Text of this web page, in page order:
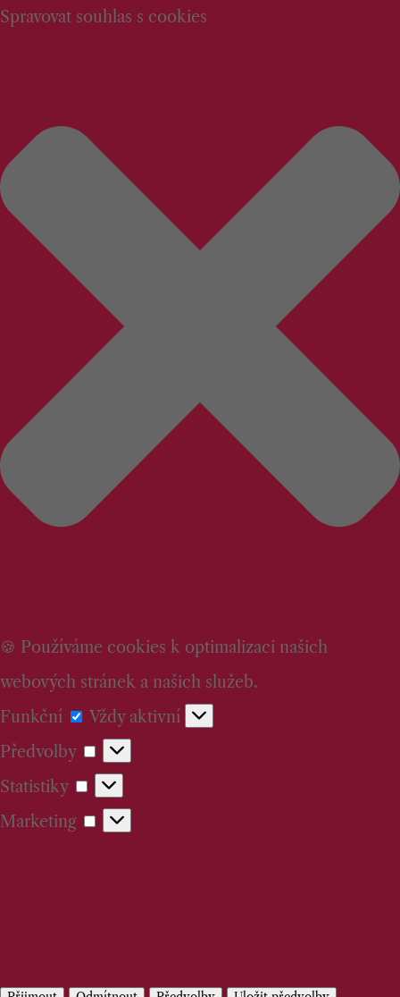
Spravovat souhlas s cookies
🍪 Používáme cookies k optimalizaci našich
webových stránek a našich služeb.
Funkční
Funkční
Vždy aktivní
Předvolby
Předvolby
Statistiky
Statistiky
Marketing
Marketing